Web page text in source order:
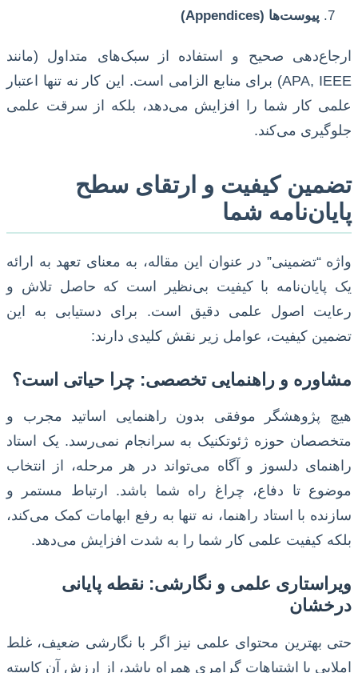
پیوست‌ها (Appendices)
ارجاع‌دهی صحیح و استفاده از سبک‌های متداول (مانند
APA, IEEE) برای منابع الزامی است. این کار نه تنها اعتبار
علمی کار شما را افزایش می‌دهد، بلکه از سرقت علمی
جلوگیری می‌کند.
تضمین کیفیت و ارتقای سطح
پایان‌نامه شما
واژه “تضمینی” در عنوان این مقاله، به معنای تعهد به ارائه
یک پایان‌نامه با کیفیت بی‌نظیر است که حاصل تلاش و
رعایت اصول علمی دقیق است. برای دستیابی به این
تضمین کیفیت، عوامل زیر نقش کلیدی دارند:
مشاوره و راهنمایی تخصصی: چرا حیاتی است؟
هیچ پژوهشگر موفقی بدون راهنمایی اساتید مجرب و
متخصصان حوزه ژئوتکنیک به سرانجام نمی‌رسد. یک استاد
راهنمای دلسوز و آگاه می‌تواند در هر مرحله، از انتخاب
موضوع تا دفاع، چراغ راه شما باشد. ارتباط مستمر و
سازنده با استاد راهنما، نه تنها به رفع ابهامات کمک می‌کند،
بلکه کیفیت علمی کار شما را به شدت افزایش می‌دهد.
ویراستاری علمی و نگارشی: نقطه پایانی
درخشان
حتی بهترین محتوای علمی نیز اگر با نگارشی ضعیف، غلط
املایی یا اشتباهات گرامری همراه باشد، از ارزش آن کاسته